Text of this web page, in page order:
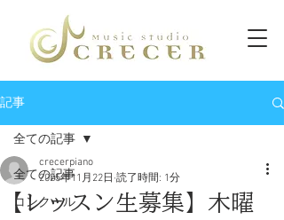
記事
全ての記事
コンクール
全ての記事
【レッスン生募集】木曜
crecerpiano
2025年11月22日 読了時間: 1分